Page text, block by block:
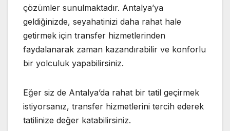
çözümler sunulmaktadır. Antalya’ya
geldiğinizde, seyahatinizi daha rahat hale
getirmek için transfer hizmetlerinden
faydalanarak zaman kazandırabilir ve konforlu
bir yolculuk yapabilirsiniz.
Eğer siz de Antalya’da rahat bir tatil geçirmek
istiyorsanız, transfer hizmetlerini tercih ederek
tatilinize değer katabilirsiniz.